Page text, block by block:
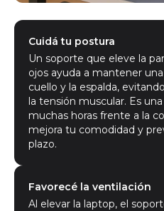
Cuidá tu postura
Un soporte que eleve la
ojos ayuda a mantener
cuello y la espalda,
la tensión muscular. Es
muchas horas frente a la
mejora tu comodidad y
plazo.
Favorecé la ventilación
Al elevar la laptop, el